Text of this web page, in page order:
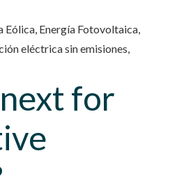
Eólica, Energía Fotovoltaica,
eléctrica sin emisiones,
for